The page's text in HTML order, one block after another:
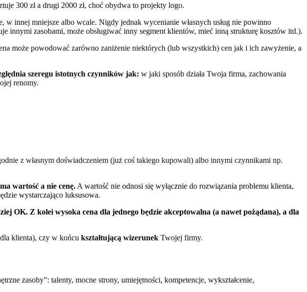
300 zł a drugi 2000 zł, choć obydwa to projekty logo.
innej mniejsze albo wcale. Nigdy jednak wycenianie własnych usług nie powinno
innymi zasobami, może obsługiwać inny segment klientów, mieć inną strukturę kosztów itd.).
może powodować zarówno zaniżenie niektórych (lub wszystkich) cen jak i ich zawyżenie, a
szeregu istotnych czynników jak: w jaki sposób działa Twoja firma, zachowania
renomy.
z własnym doświadczeniem (już coś takiego kupowali) albo innymi czynnikami np.
wartość a nie cenę.A wartość nie odnosi się wyłącznie do rozwiązania problemu klienta,
wystarczająco luksusowa.
OK. Z kolei wysoka cena dla jednego będzie akceptowalna (a nawet pożądana), a dla
klienta), czy w końcu kształtującą wizerunek Twojej firmy.
zasoby”: talenty, mocne strony, umiejętności, kompetencje, wykształcenie,